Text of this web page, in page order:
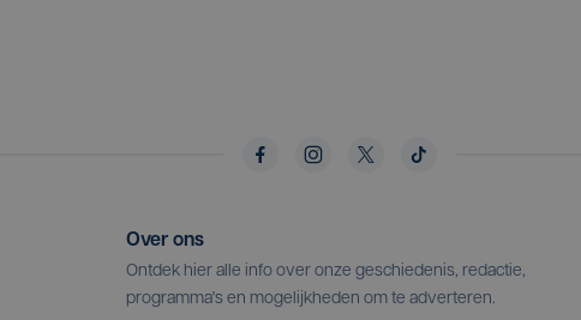
Over ons
Ontdek hier alle info over onze geschiedenis, redactie,
programma's en mogelijkheden om te adverteren.